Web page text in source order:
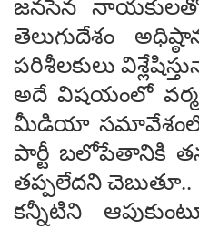
జనసేన
తెలుగుదేశం
పరిశీలకులు
అదే విషయంలో వర్మ
మీడియా సమావేశంలో
పార్టీ బలోపేతానికి
తప్పలేదని
కన్నీటిని